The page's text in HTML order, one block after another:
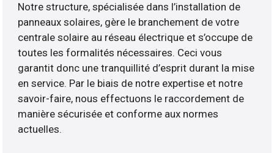
Notre structure, spécialisée dans l’installation de
panneaux solaires, gère le branchement de votre
centrale solaire au réseau électrique et s’occupe de
toutes les formalités nécessaires. Ceci vous
garantit donc une tranquillité d’esprit durant la mise
en service. Par le biais de notre expertise et notre
savoir-faire, nous effectuons le raccordement de
manière sécurisée et conforme aux normes
actuelles.